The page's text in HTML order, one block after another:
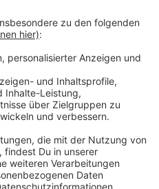
Reporter in
soll es unter anderem
weitere Orte mit
gehen.
vollbesetzte Kölner
zwischen dem 1. FC Köln
viel Kritik ausgelöst.